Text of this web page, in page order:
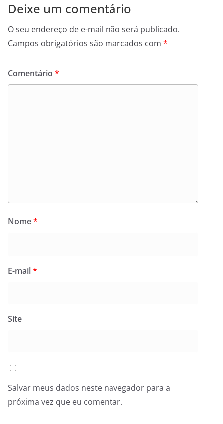
Deixe um comentário
O seu endereço de e-mail não será publicado.
Campos obrigatórios são marcados com *
Comentário *
Nome*
E-mail*
Site
Salvar meus dados neste navegador para a
próxima vez que eu comentar.